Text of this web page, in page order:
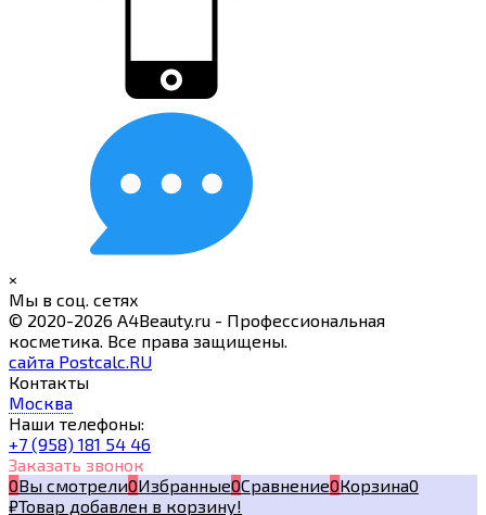
×
Мы в соц. сетях
© 2020-2026 A4Beauty.ru - Профессиональная
косметика. Все права защищены.
сайта Postcalc.RU
Контакты
Москва
Наши телефоны:
+7 (958) 181 54 46
Заказать звонок
0Вы смотрели0Избранные0Сравнение0Корзина0
₽Товар добавлен в корзину!